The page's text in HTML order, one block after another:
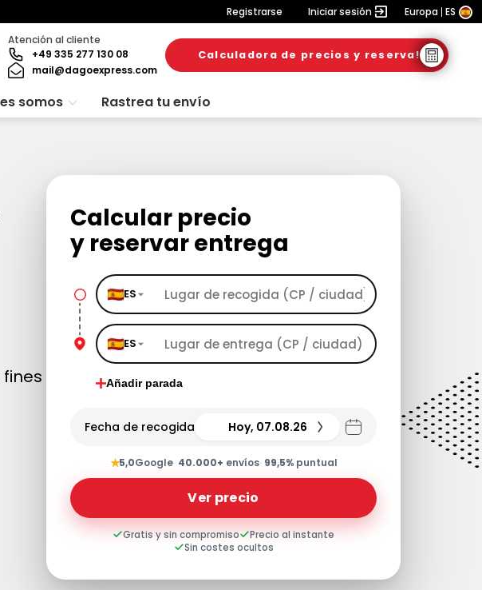
Registrarse Iniciar sesión Europa ES
Atención al cliente
+49 335 277 130 08
mail@dagoexpress.com
Calculadora de precios y reserva!
somos Rastrea tu envío
Calcular precio
y reservar entrega
ES
ES
Añadir parada
Fecha de recogida Hoy, 07.08.26
★5,0Google· 40.000+ envíos· 99,5%puntual
Ver precio
Gratis y sin compromiso
Precio al instante
Sin costes ocultos